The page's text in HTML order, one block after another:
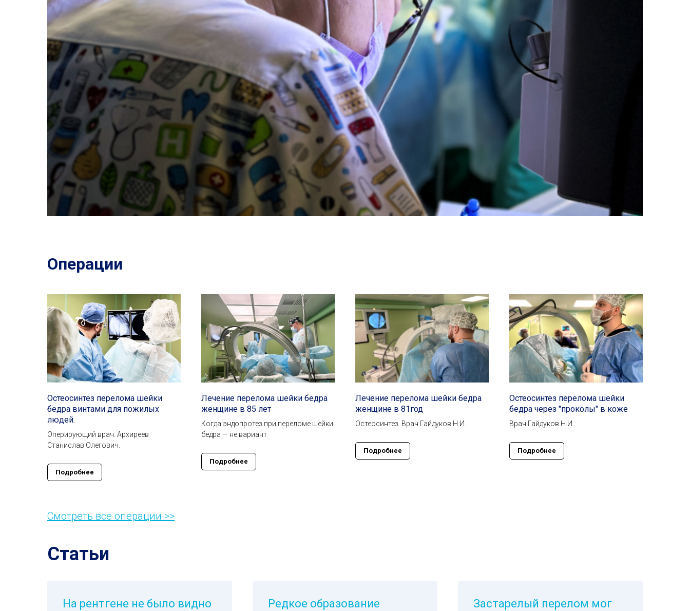
Операции
Остеосинтез перелома шейки
бедра винтами для пожилых
людей.
Оперирующий врач: Архиреев
Станислав Олегович.
Подробнее
Лечение перелома шейки бедра
женщине в 85 лет
Когда эндопротез при переломе шейки
бедра — не вариант
Подробнее
Лечение перелома шейки бедра
женщине в 81год
Остеосинтез. Врач Гайдуков Н.И.
Подробнее
Остеосинтез перелома шейки
бедра через "проколы" в коже
Врач Гайдуков Н.И.
Подробнее
Смотреть все операции >>
Статьи
На рентгене не было видно
Редкое образование
Застарелый перелом мог